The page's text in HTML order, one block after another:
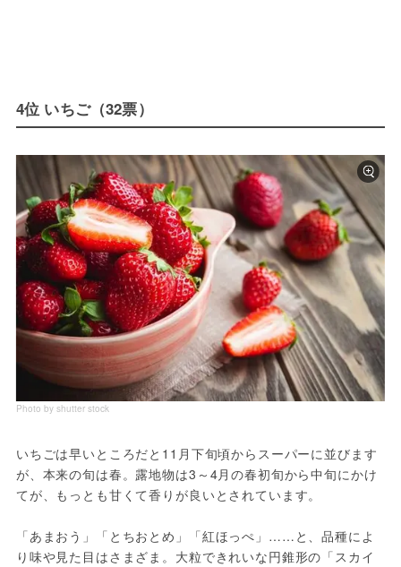
4位 いちご（32票）
Photo by shutter stock
いちごは早いところだと11月下旬頃からスーパーに並びます
が、本来の旬は春。露地物は3～4月の春初旬から中旬にかけ
てが、もっとも甘くて香りが良いとされています。
「あまおう」「とちおとめ」「紅ほっぺ」……と、品種によ
り味や見た目はさまざま。大粒できれいな円錐形の「スカイ